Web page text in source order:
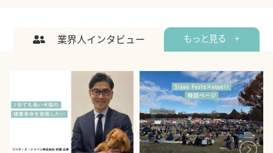
業界人インタビュー もっと見る +